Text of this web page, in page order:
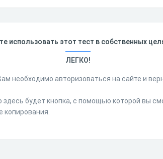
использовать этот тест в собственных
ЛЕГКО!
необходимо авторизоваться на сайте и
здесь будет кнопка, с помощью которой вы
копирования.